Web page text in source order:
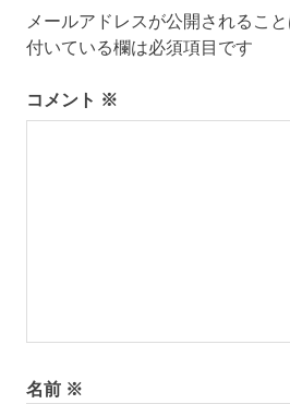
シ
ョ
メールアドレスが公開されること
付いている欄は必須項目です
コメント ※
名前 ※